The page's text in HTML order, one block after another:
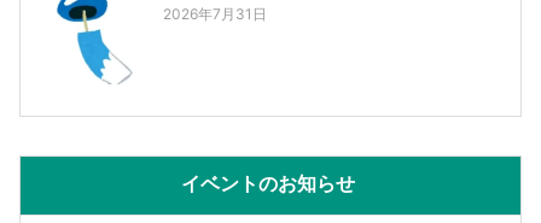
2026年7月31日
イベントのお知らせ